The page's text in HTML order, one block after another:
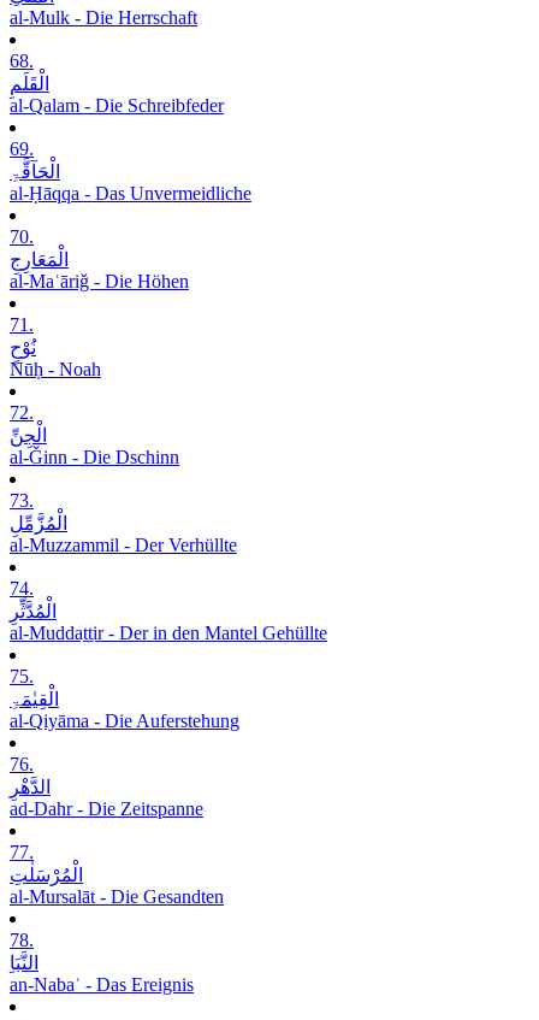
al-Mulk - Die Herrschaft
68.
الْقَلَمِ
al-Qalam - Die Schreibfeder
69.
الْحَآقَّۃِ
al-Ḥāqqa - Das Unvermeidliche
70.
الْمَعَارِجِ
al-Maʿāriǧ - Die Höhen
71.
نُوْحٍ
Nūḥ - Noah
72.
الْجِنِّ
al-Ǧinn - Die Dschinn
73.
الْمُزَّمِّلِ
al-Muzzammil - Der Verhüllte
74.
الْمُدَّثِّرِ
al-Muddaṯṯir - Der in den Mantel Gehüllte
75.
الْقِیٰمَۃِ
al-Qiyāma - Die Auferstehung
76.
الدَّھْرِ
ad-Dahr - Die Zeitspanne
77.
الْمُرْسَلٰتِ
al-Mursalāt - Die Gesandten
78.
النَّبَاِ
an-Nabaʾ - Das Ereignis